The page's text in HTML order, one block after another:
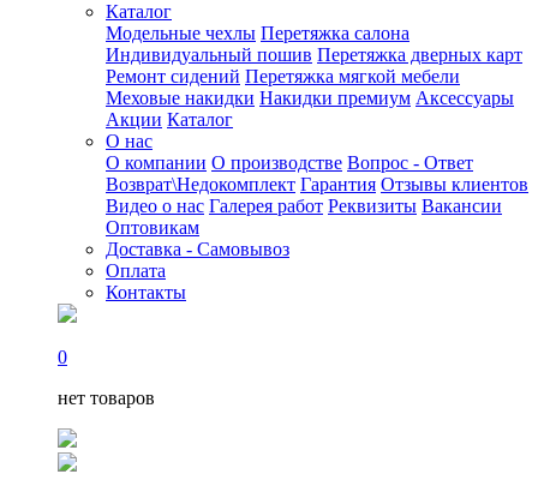
Каталог
Модельные чехлы Перетяжка салона
Индивидуальный пошив Перетяжка дверных карт
Ремонт сидений Перетяжка мягкой мебели
Меховые накидки Накидки премиум Аксессуары
Акции Каталог
О нас
О компании О производстве Вопрос - Ответ
Возврат\Недокомплект Гарантия Отзывы клиентов
Видео о нас Галерея работ Реквизиты Вакансии
Оптовикам
Доставка - Самовывоз
Оплата
Контакты
0
нет товаров